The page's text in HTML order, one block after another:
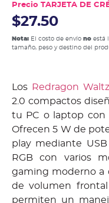
Precio TARJETA DE
$27.50
Nota: El costo de envío no está
tamaño, peso y destino del
Los Redragon
2.0 compactos
tu PC o laptop con
Ofrecen 5 W de
play mediante
RGB con varios
gaming moderno a
de volumen
permiten un